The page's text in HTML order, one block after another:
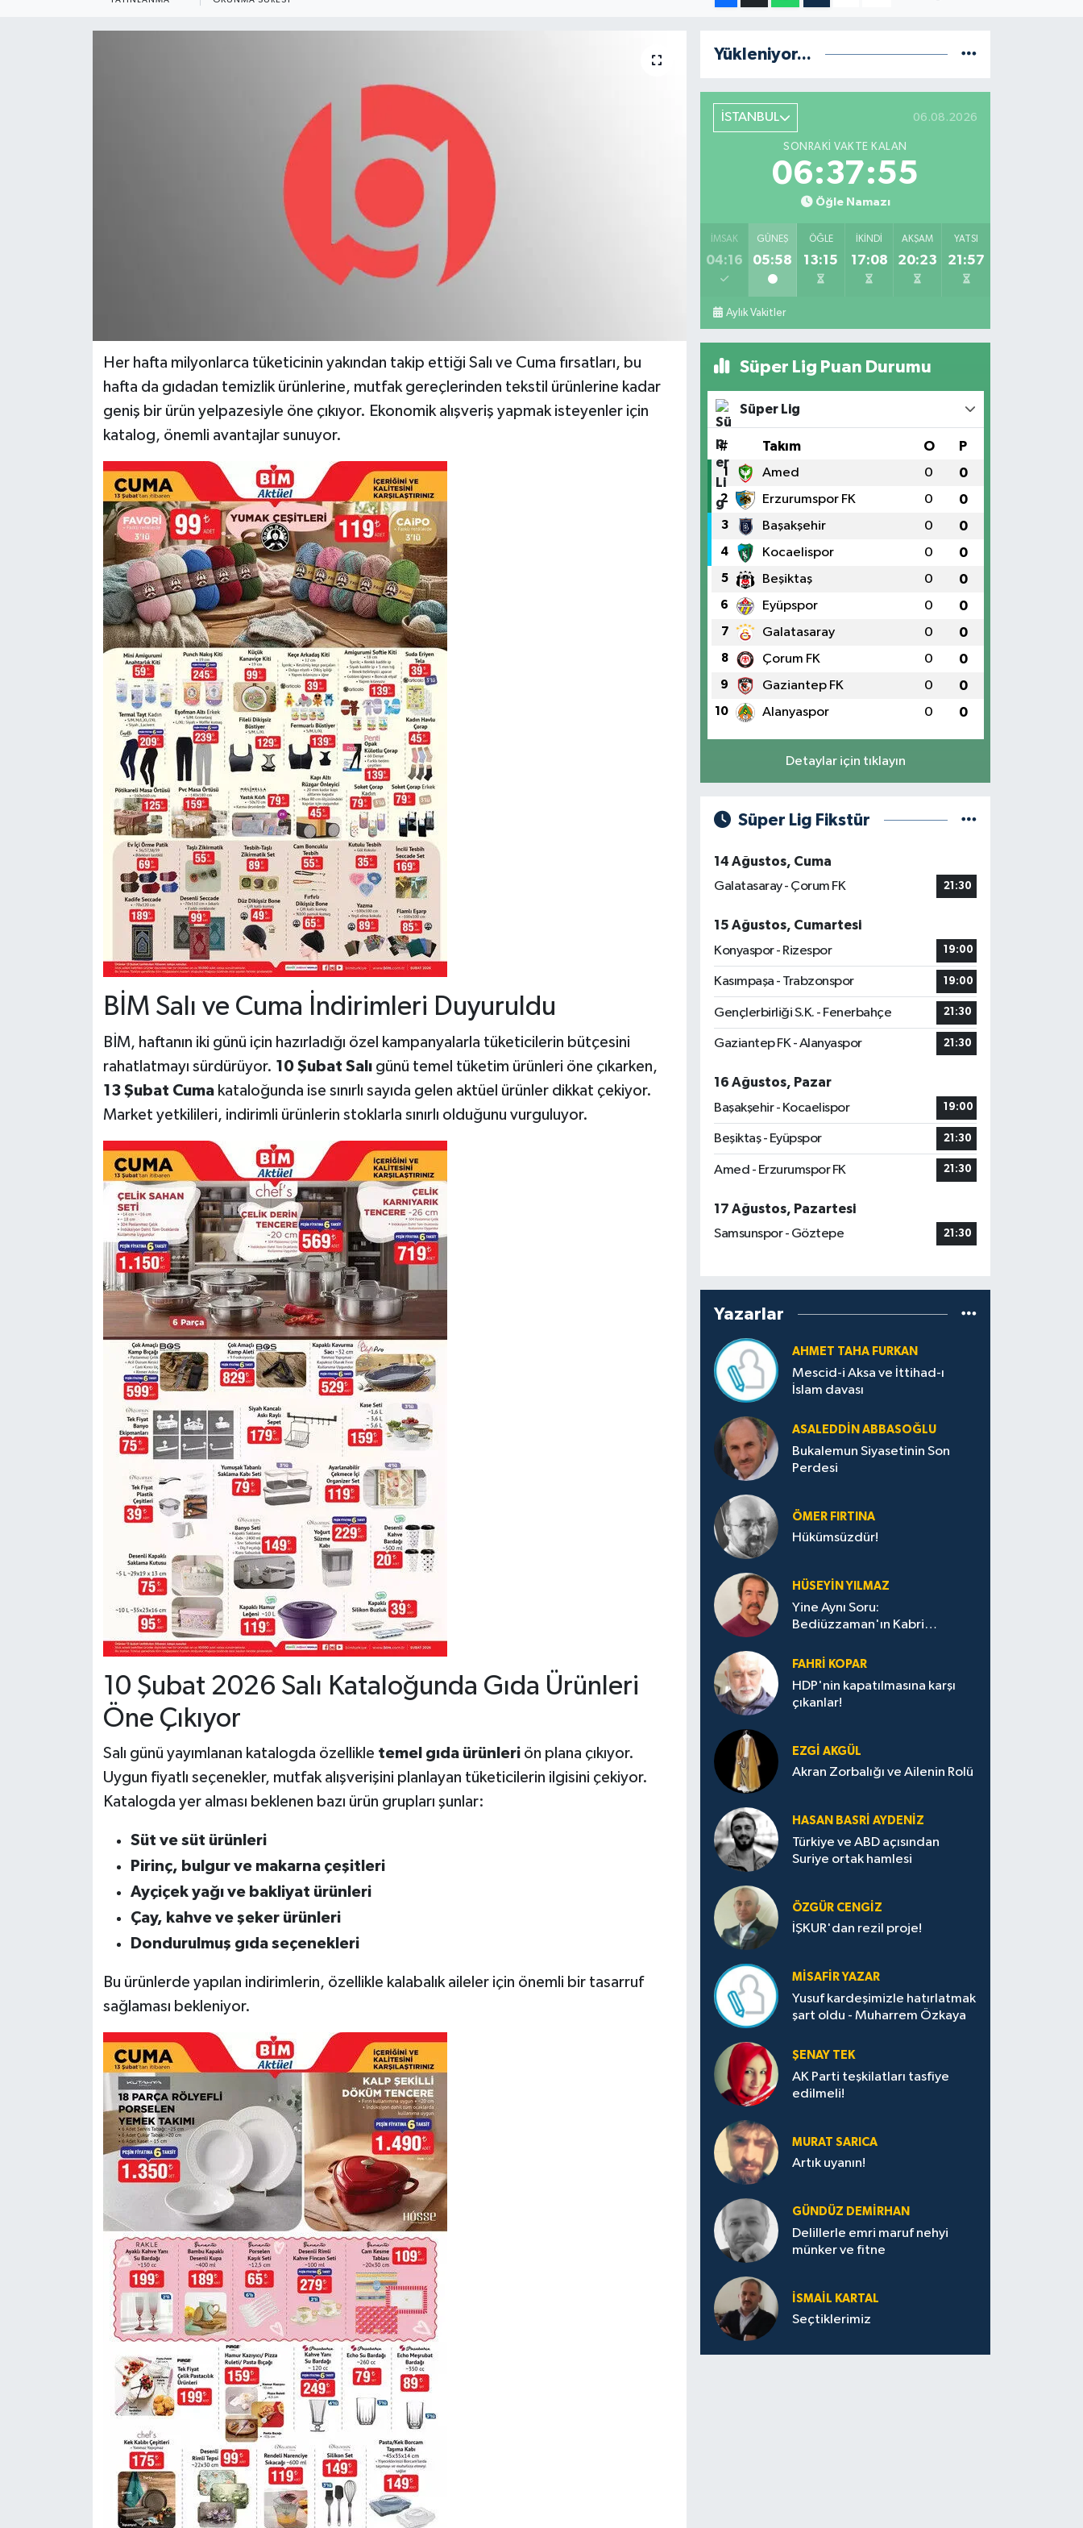
Her hafta milyonlarca tüketicinin yakından takip ettiği Salı ve Cuma fırsatları, bu
hafta da gıdadan temizlik ürünlerine, mutfak gereçlerinden tekstil ürünlerine kadar
geniş bir ürün yelpazesiyle öne çıkıyor. Ekonomik alışveriş yapmak isteyenler için
katalog, önemli avantajlar sunuyor.
BİM Salı ve Cuma İndirimleri Duyuruldu
BİM, haftanın iki günü için hazırladığı özel kampanyalarla tüketicilerin bütçesini
rahatlatmayı sürdürüyor. 10 Şubat Salıgünü temel tüketim ürünleri öne çıkarken,
13 Şubat Cumakataloğunda ise sınırlı sayıda gelen aktüel ürünler dikkat çekiyor.
Market yetkilileri, indirimli ürünlerin stoklarla sınırlı olduğunu vurguluyor.
10 Şubat 2026 Salı Kataloğunda Gıda Ürünleri
Öne Çıkıyor
Salı günü yayımlanan katalogda özellikle temel gıda ürünleriön plana çıkıyor.
Uygun fiyatlı seçenekler, mutfak alışverişini planlayan tüketicilerin ilgisini çekiyor.
Katalogda yer alması beklenen bazı ürün grupları şunlar:
Süt ve süt ürünleri
Pirinç, bulgur ve makarna çeşitleri
Ayçiçek yağı ve bakliyat ürünleri
Çay, kahve ve şeker ürünleri
Dondurulmuş gıda seçenekleri
Bu ürünlerde yapılan indirimlerin, özellikle kalabalık aileler için önemli bir tasarruf
sağlaması bekleniyor.
Yükleniyor...
İSTANBUL 06.08.2026
SONRAKI VAKTE KALAN
06:37:54
Öğle Namazı
İMSAK
04:16
GÜNEŞ
05:58
ÖĞLE
13:15
İKINDI
17:08
AKŞAM
20:23
YATSI
21:57
Aylık Vakitler
Süper Lig Puan Durumu
Süper Lig
# Takım O P
1 Amed 0 0
2 Erzurumspor FK 0 0
3 Başakşehir 0 0
4 Kocaelispor 0 0
5 Beşiktaş 0 0
6 Eyüpspor 0 0
7 Galatasaray 0 0
8 Çorum FK 0 0
9 Gaziantep FK 0 0
10 Alanyaspor 0 0
Detaylar için tıklayın
Süper Lig Fikstür
14 Ağustos, Cuma
Galatasaray - Çorum FK
21:30
15 Ağustos, Cumartesi
Konyaspor - Rizespor
19:00
Kasımpaşa - Trabzonspor 19:00
Gençlerbirliği S.K. - Fenerbahçe 21:30
Gaziantep FK - Alanyaspor 21:30
16 Ağustos, Pazar
Başakşehir - Kocaelispor
19:00
Beşiktaş - Eyüpspor 21:30
Amed - Erzurumspor FK 21:30
17 Ağustos, Pazartesi
Samsunspor - Göztepe
21:30
Yazarlar
AHMET TAHA FURKAN
Mescid-i Aksa ve İttihad-ı
İslam davası
ASALEDDIN ABBASOĞLU
Bukalemun Siyasetinin Son
Perdesi
ÖMER FIRTINA
Hükümsüzdür!
HÜSEYIN YILMAZ
Yine Aynı Soru:
Bediüzzaman'ın Kabri
FAHRI KOPAR
HDP'nin kapatılmasına karşı
çıkanlar!
EZGI AKGÜL
Akran Zorbalığı ve Ailenin Rolü
HASAN BASRI AYDENIZ
Türkiye ve ABD açısından
Suriye ortak hamlesi
ÖZGÜR CENGIZ
İŞKUR'dan rezil proje!
MISAFIR YAZAR
Yusuf kardeşimizle hatırlatmak
şart oldu - Muharrem Özkaya
ŞENAY TEK
AK Parti teşkilatları tasfiye
edilmeli!
MURAT SARICA
Artık uyanın!
GÜNDÜZ DEMIRHAN
Delillerle emri maruf nehyi
münker ve fitne
İSMAIL KARTAL
Seçtiklerimiz